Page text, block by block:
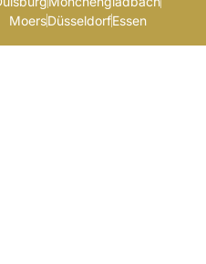
MoersDüsseldorfEssen